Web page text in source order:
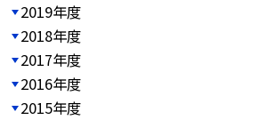
2019年度
2018年度
2017年度
2016年度
2015年度